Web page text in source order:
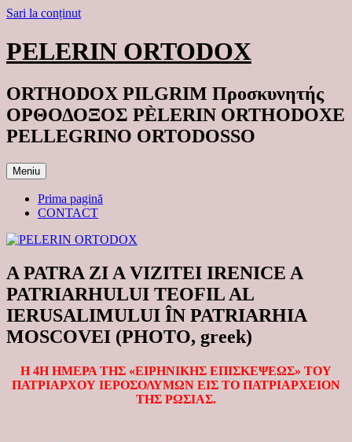
Sari la conținut
PELERIN ORTODOX
ORTHODOX PILGRIM Προσκυνητής
ΟΡΘΟΔΟΞΟΣ PÈLERIN ORTHODOXE
PELLEGRINO ORTODOSSO
Meniu
Prima pagină
CONTACT
A PATRA ZI A VIZITEI IRENICE A
PATRIARHULUI TEOFIL AL
IERUSALIMULUI ÎN PATRIARHIA
MOSCOVEI (PHOTO, greek)
Η 4Η ΗΜΕΡΑ ΤΗΣ «ΕΙΡΗΝΙΚΗΣ ΕΠΙΣΚΕΨΕΩΣ» ΤΟΥ
ΠΑΤΡΙΑΡΧΟΥ ΙΕΡΟΣΟΛΥΜΩΝ ΕΙΣ ΤΟ ΠΑΤΡΙΑΡΧΕΙΟΝ
ΤΗΣ ΡΩΣΙΑΣ.